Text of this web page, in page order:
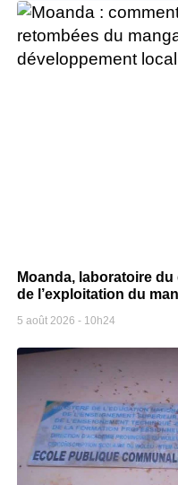
Moanda, laboratoire
de l’exploitation du
5 août 2026 10h24